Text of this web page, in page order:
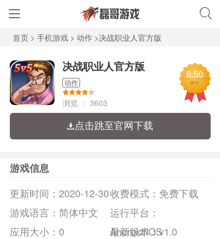
首页 > 手机游戏 > 动作 >决战职业人官方版
决战职业人官方版
动作
浏览 ： 3603
8.50
评分
点击跳至官网下载
游戏信息
更新时间： 2020-12-30收费模式： 免费下载
游戏语言： 简体中文
运行平台：
Android/IOS
应用大小： 0
最新版本：v1.0